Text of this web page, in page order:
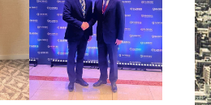
Müsahibə
İdman
Layihə